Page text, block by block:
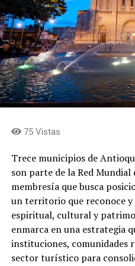
que amplía el universo
permite al auditorio
composiciones que hacen
El cantante
Juan Carlos, es uno de los
75 Vistas
Trece municipios de
son parte de la Red
membresía que busca
un territorio que reconoce y
espiritual, cultural y
enmarca en una estrategia
instituciones, comunidades
sector turístico para